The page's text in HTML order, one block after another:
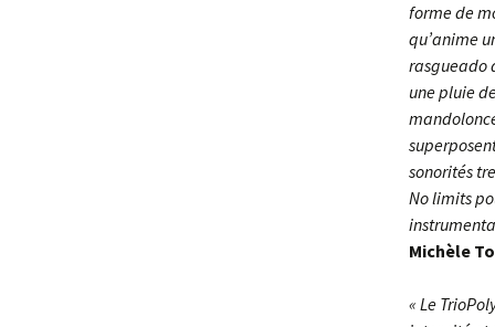
forme de
qu’anime
rasgueado
une pluie
sonorités
No limits
Michèle
« Le